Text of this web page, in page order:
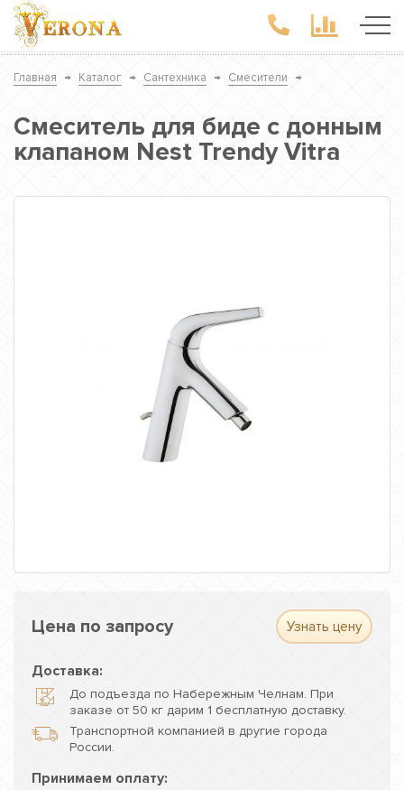
Главная → Каталог → Сантехника → Смесители →
Смеситель для биде с донным
клапаном Nest Trendy Vitra
Цена по запросу Узнать цену
Доставка:
До подъезда по Набережным Челнам. При
заказе от 50 кг дарим 1 бесплатную доставку.
Транспортной компанией в другие города
России.
Принимаем оплату: